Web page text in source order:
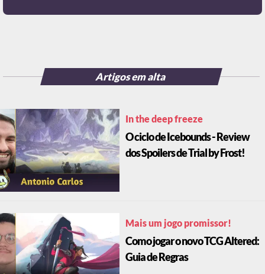
Artigos em alta
In the deep freeze
O ciclo de Icebounds - Review
dos Spoilers de Trial by Frost!
Mais um jogo promissor!
Como jogar o novo TCG Altered:
Guia de Regras